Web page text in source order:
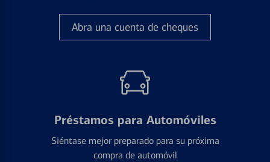
Abra una cuenta de cheques
Préstamos para Automóviles
Siéntase mejor preparado para su próxima
compra de automóvil